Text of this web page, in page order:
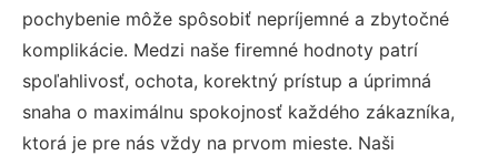
pochybenie môže spôsobiť nepríjemné a zbytočné
komplikácie. Medzi naše firemné hodnoty patrí
spoľahlivosť, ochota, korektný prístup a úprimná
snaha o maximálnu spokojnosť každého zákazníka,
ktorá je pre nás vždy na prvom mieste. Naši